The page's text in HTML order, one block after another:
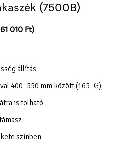
(7500B)
010 Ft)
állítás
400–550 mm között (165_G)
is tolható
színben